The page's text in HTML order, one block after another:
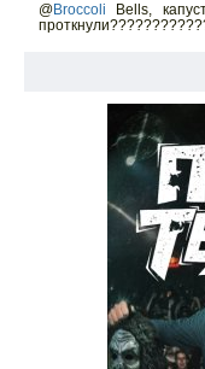
@Broccoli Bells,